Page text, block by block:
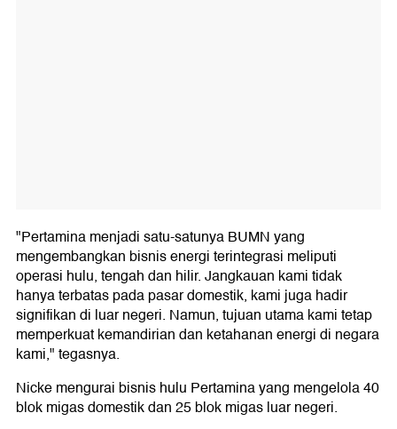
"Pertamina menjadi satu-satunya BUMN yang
mengembangkan bisnis energi terintegrasi meliputi
operasi hulu, tengah dan hilir. Jangkauan kami tidak
hanya terbatas pada pasar domestik, kami juga hadir
signifikan di luar negeri. Namun, tujuan utama kami tetap
memperkuat kemandirian dan ketahanan energi di negara
kami," tegasnya.
Nicke mengurai bisnis hulu Pertamina yang mengelola 40
blok migas domestik dan 25 blok migas luar negeri.